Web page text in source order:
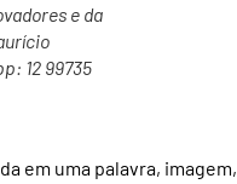
e da
12 99735
em uma palavra, imagem,